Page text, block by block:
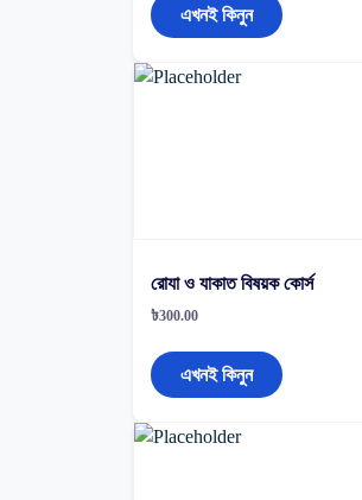
এখনই কিনুন
রোযা ও যাকাত বিষয়ক কোর্স
৳300.00
এখনই কিনুন